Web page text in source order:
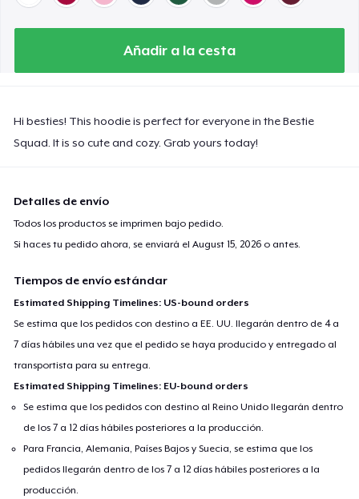
Añadir a la cesta
Hi besties! This hoodie is perfect for everyone in the Bestie
Squad. It is so cute and cozy. Grab yours today!
Detalles de envío
Todos los productos se imprimen bajo pedido.
Si haces tu pedido ahora, se enviará elAugust 15, 2026 o antes.
Tiempos de envío estándar
Estimated Shipping Timelines: US-bound orders
Se estima que los pedidos con destino a EE. UU. llegarán dentro de 4 a
7 días hábiles una vez que el pedido se haya producido y entregado al
transportista para su entrega.
Estimated Shipping Timelines: EU-bound orders
Se estima que los pedidos con destino al Reino Unido llegarán dentro
de los 7 a 12 días hábiles posteriores a la producción.
Para Francia, Alemania, Países Bajos y Suecia, se estima que los
pedidos llegarán dentro de los 7 a 12 días hábiles posteriores a la
producción.